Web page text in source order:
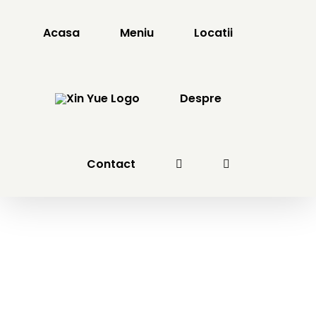
contentAcasa Meniu Locatii
Despre
Contact